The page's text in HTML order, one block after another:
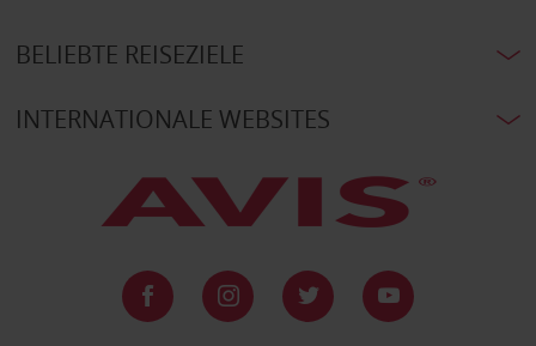
BELIEBTE REISEZIELE
INTERNATIONALE WEBSITES